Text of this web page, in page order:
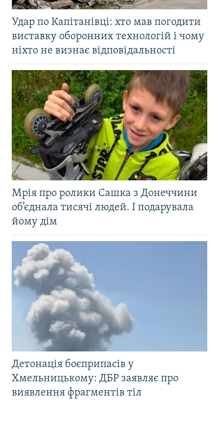
Удар по Капітанівці: хто мав погодити
виставку оборонних технологій і чому
ніхто не визнає відповідальності
Мрія про ролики Сашка з Донеччини
об’єднала тисячі людей. І подарувала
йому дім
Детонація боєприпасів у
Хмельницькому: ДБР заявляє про
виявлення фрагментів тіл